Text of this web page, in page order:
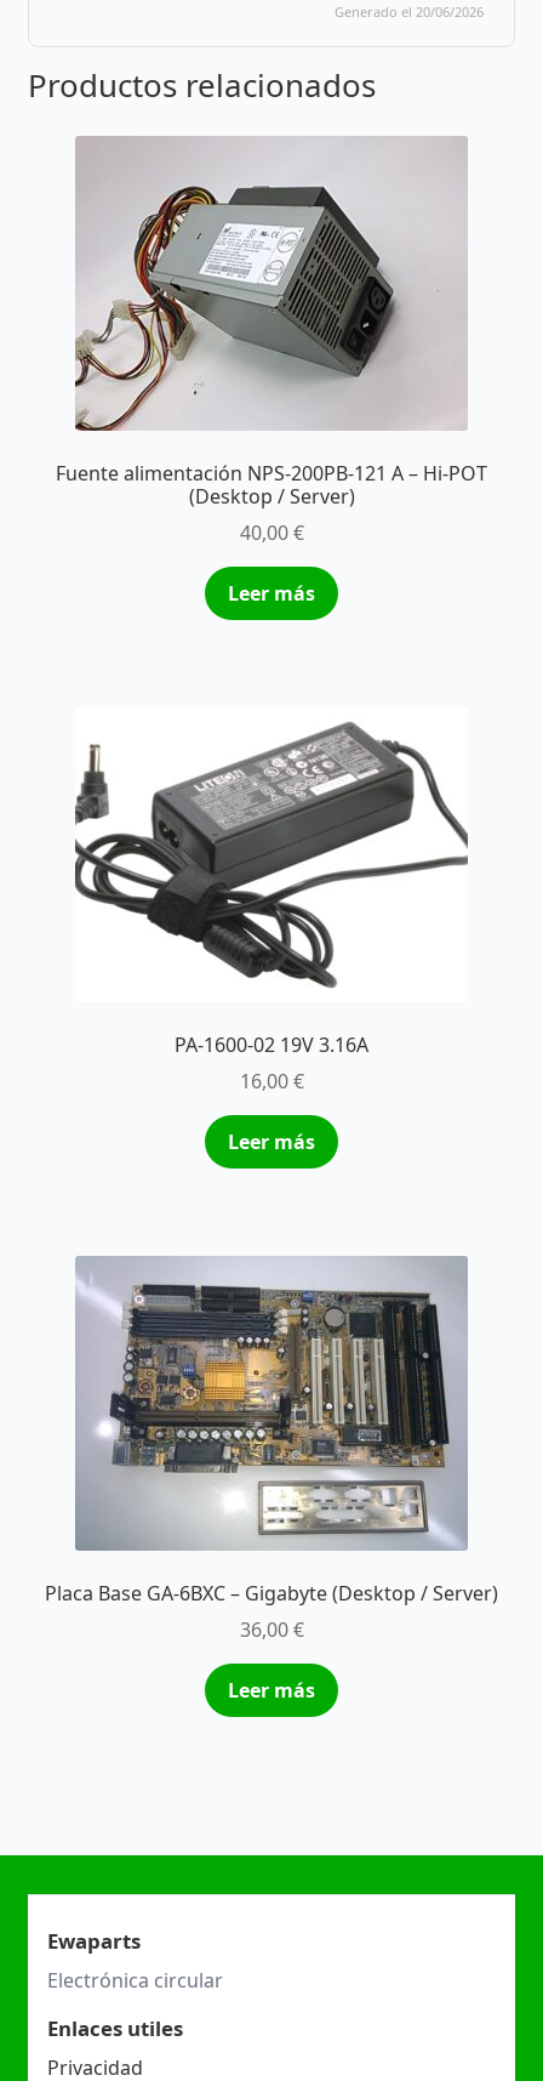
Generado el 20/06/2026
Productos relacionados
Fuente alimentación NPS-200PB-121 A – Hi-POT
(Desktop / Server)
40,00€
Leer más
PA-1600-02 19V 3.16A
16,00€
Leer más
Placa Base GA-6BXC – Gigabyte (Desktop / Server)
36,00€
Leer más
Ewaparts
Electrónica circular
Enlaces utiles
Privacidad